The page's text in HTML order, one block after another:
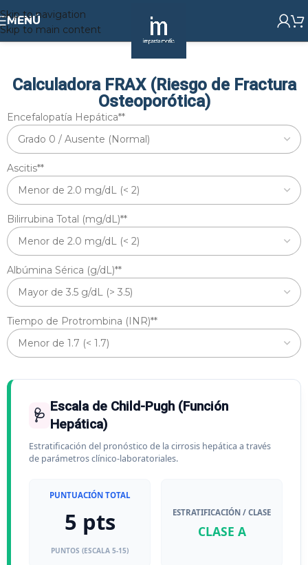
Skip to navigation
Skip to main content
MENÚ
Calculadora FRAX (Riesgo de Fractura
Osteoporótica)
Encefalopatía Hepática**
Ascitis**
Bilirrubina Total (mg/dL)**
Albúmina Sérica (g/dL)**
Tiempo de Protrombina (INR)**
🩺
Escala de Child-Pugh (Función
Hepática)
Estratificación del pronóstico de la cirrosis hepática a través
de parámetros clínico-laboratoriales.
PUNTUACIÓN TOTAL
5 pts
PUNTOS (ESCALA 5-15)
ESTRATIFICACIÓN / CLASE
CLASE A